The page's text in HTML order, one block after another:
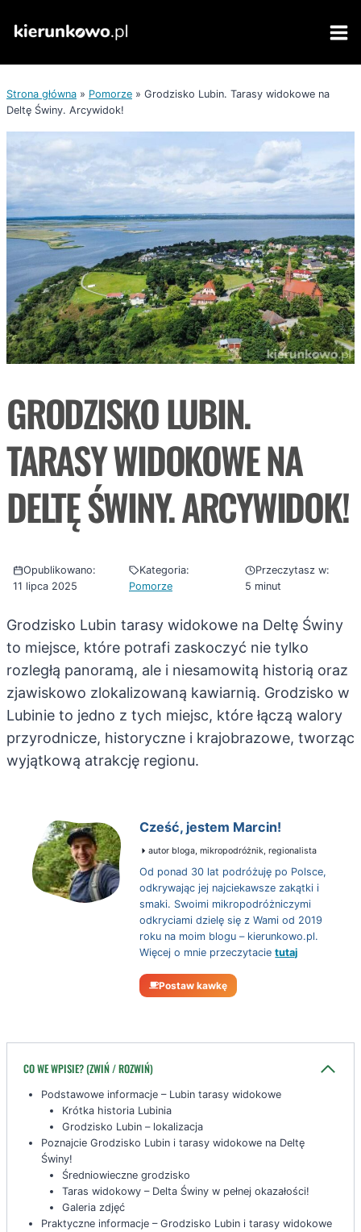
do
Strona główna » Pomorze » Grodzisko Lubin. Tarasy widokowe na
Deltę Świny. Arcywidok!
GRODZISKO LUBIN.
TARASY WIDOKOWE NA
DELTĘ ŚWINY. ARCYWIDOK!
Opublikowano:
11 lipca 2025
Kategoria:
Pomorze
Przeczytasz w:
5 minut
Grodzisko Lubin tarasy widokowe na Deltę Świny
to miejsce, które potrafi zaskoczyć nie tylko
rozległą panoramą, ale i niesamowitą historią oraz
zjawiskowo zlokalizowaną kawiarnią. Grodzisko w
Lubinie to jedno z tych miejsc, które łączą walory
przyrodnicze, historyczne i krajobrazowe, tworząc
wyjątkową atrakcję regionu.
Cześć, jestem Marcin!
autor bloga, mikropodróżnik, regionalista
Od ponad 30 lat podróżuję po Polsce,
odkrywając jej najciekawsze zakątki i
smaki. Swoimi mikropodróżniczymi
odkryciami dzielę się z Wami od 2019
roku na moim blogu – kierunkowo.pl.
Więcej o mnie przeczytacietutaj
Postaw kawkę
CO WE WPISIE? (ZWIŃ / ROZWIŃ)
Podstawowe informacje – Lubin tarasy widokowe
Krótka historia Lubinia
Grodzisko Lubin – lokalizacja
Poznajcie Grodzisko Lubin i tarasy widokowe na Deltę
Świny!
Średniowieczne grodzisko
Taras widokowy – Delta Świny w pełnej okazałości!
Galeria zdjęć
Praktyczne informacje – Grodzisko Lubin i tarasy widokowe